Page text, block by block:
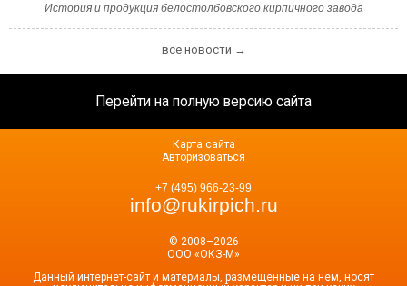
История и продукция белостолбовского кирпичного завода
все новости →
Перейти на полную версию сайта
© 2008–2026
ООО «ОКЗ-М»
Данный интернет-сайт и материалы, размещенные на нем, носят
+7 (495) 966-23-99
info@rukirpich.ru
Карта сайта
Авторизоваться